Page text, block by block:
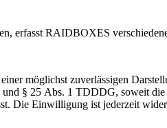
erfasst RAIDBOXES
möglichst zuverlässigen
§ 25 Abs. 1 TDDDG, soweit
Die Einwilligung ist jederzeit